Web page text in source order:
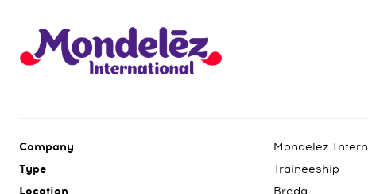
Company Mondelez
Type Traineeship
Breda